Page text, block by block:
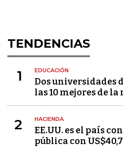
TENDENCIAS
1 EDUCACIÓN
Dos universidades
las 10 mejores de la
2 HACIENDA
EE.UU. es el país
pública con